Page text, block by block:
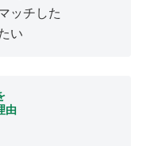
ッチした
い
由